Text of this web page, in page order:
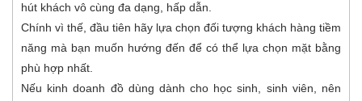
hút khách vô cùng đa dạng, hấp dẫn.
Chính vì thế, đầu tiên hãy lựa chọn đối tượng khách hàng tiềm
năng mà bạn muốn hướng đến để có thể lựa chọn mặt bằng
phù hợp nhất.
Nếu kinh doanh đồ dùng dành cho học sinh, sinh viên, nên